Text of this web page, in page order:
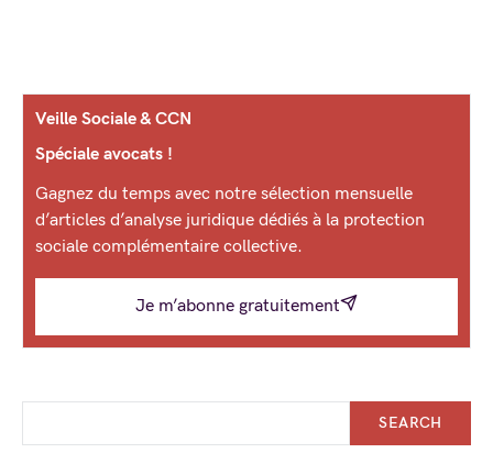
Veille Sociale & CCN
Spéciale avocats !
Gagnez du temps avec notre sélection mensuelle
d’articles d’analyse juridique dédiés à la protection
sociale complémentaire collective.
Je m’abonne gratuitement
SEARCH